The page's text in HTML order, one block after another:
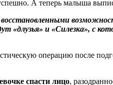
А теперь малыша
«длузья» и «Силезка», с
операцию после
спасти лицо,